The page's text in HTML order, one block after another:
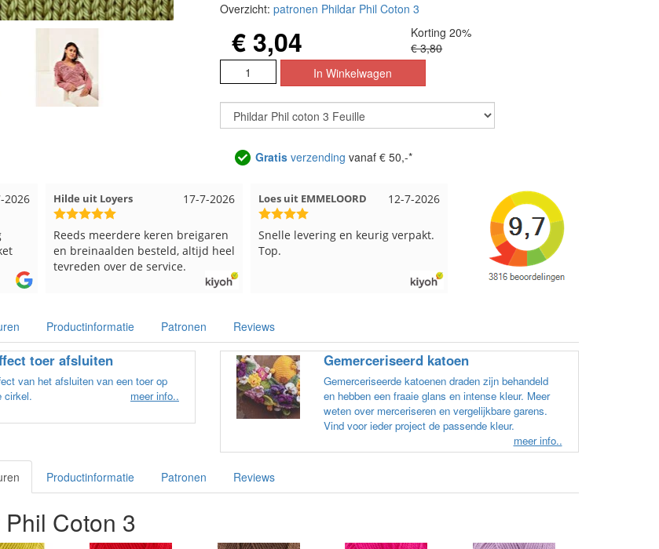
Overzicht: patronen Phildar Phil Coton 3
€ 3,04
Korting 20%
€ 3,80
Gratisverzending vanaf € 50,-*
17-7-2026
heel
12-7-2026
Loes uit EMMELOORD
Snelle levering en keurig verpakt.
Top.
12-7-2026
Nell uit Beuningen
Goed verpakt en snelgeleverd
Wendy uit Amsterdam
Ruime keus aan viltwol, mooie
kleuren en goede kwaliteit. Snel
verzonden. Enigste wat ik een
beetje jammer vind is dat alles
los in een doos gestopt. Geen
elkaar gaan zitten. Moet nu zelf
uitzoeken welke kleurcode bij
welke bol hoort. Had ook 3x 50
gram zwart besteld maar door
andere bollen zitten er nu
verschillende kleuren vezels in
Productinformatie Patronen Reviews
toer afsluiten
van het afsluiten van een toer op
cirkel.
meer info..
Gemerceriseerd katoen
Gemerceriseerde katoenen draden zijn behandeld
en hebben een fraaie glans en intense kleur. Meer
weten over merceriseren en vergelijkbare garens.
Vind voor ieder project de passende kleur.
meer info..
Productinformatie Patronen Reviews
Coton 3